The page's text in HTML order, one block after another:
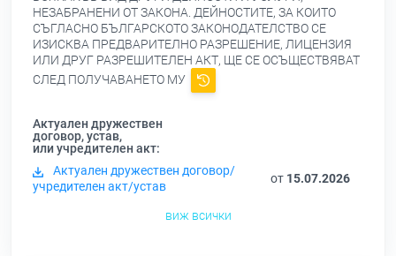
НЕЗАБРАНЕНИ ОТ ЗАКОНА. ДЕЙНОСТИТЕ, ЗА КОИТО
СЪГЛАСНО БЪЛГАРСКОТО ЗАКОНОДАТЕЛСТВО СЕ
ИЗИСКВА ПРЕДВАРИТЕЛНО РАЗРЕШЕНИЕ, ЛИЦЕНЗИЯ
ИЛИ ДРУГ РАЗРЕШИТЕЛЕН АКТ, ЩЕ СЕ ОСЪЩЕСТВЯВАТ
СЛЕД ПОЛУЧАВАНЕТО МУ
Актуален дружествен
договор, устав,
или учредителен акт:
Актуален дружествен договор/
учредителен акт/устав
от 15.07.2026
виж всички